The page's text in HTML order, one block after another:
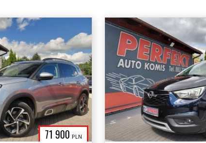
71 900 PLN